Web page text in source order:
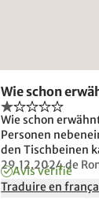
Wie schon
Wie schon
Personen
den Tischbeinen
29.12.2024de
Avis vérifié
Traduire en